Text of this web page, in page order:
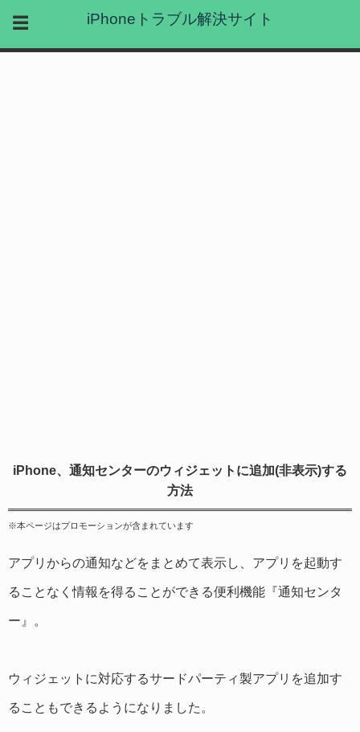
iPhoneトラブル解決サイト
iPhone、通知センターのウィジェットに追加(非表示)する
方法
※本ページはプロモーションが含まれています
アプリからの通知などをまとめて表示し、アプリを起動す
ることなく情報を得ることができる便利機能『通知センタ
ー』。
ウィジェットに対応するサードパーティ製アプリを追加す
ることもできるようになりました。